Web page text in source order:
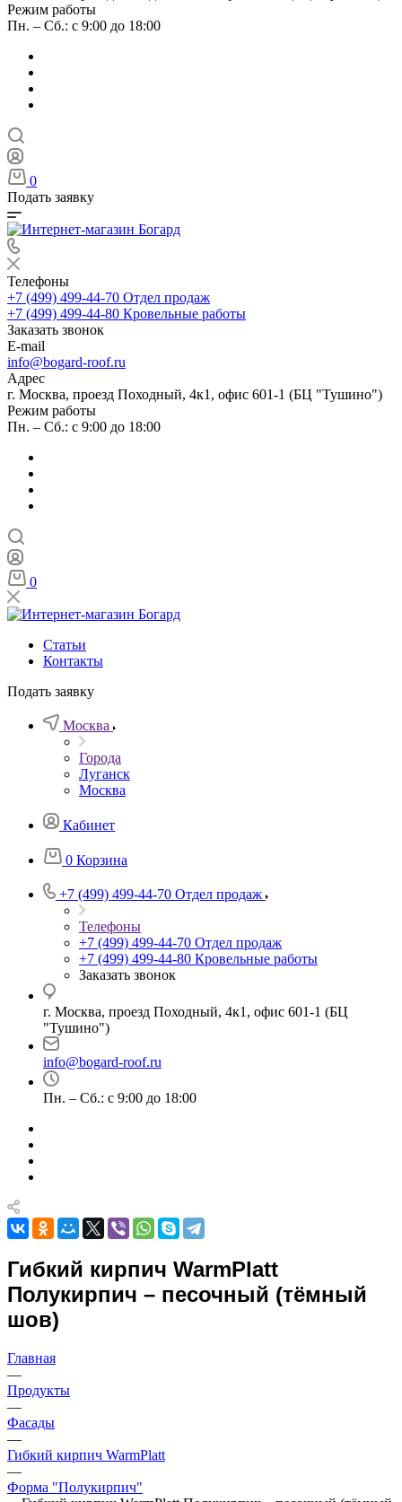
Режим работы
Пн. – Сб.: с 9:00 до 18:00
0
Подать заявку
Телефоны
+7 (499) 499-44-70 Отдел продаж
+7 (499) 499-44-80 Кровельные работы
Заказать звонок
E-mail
info@bogard-roof.ru
Адрес
г. Москва, проезд Походный, 4к1, офис 601-1 (БЦ "Тушино")
Режим работы
Пн. – Сб.: с 9:00 до 18:00
0
Статьи
Контакты
Подать заявку
Москва
Города
Луганск
Москва
Кабинет
0 Корзина
+7 (499) 499-44-70 Отдел продаж
Телефоны
+7 (499) 499-44-70 Отдел продаж
+7 (499) 499-44-80 Кровельные работы
Заказать звонок
г. Москва, проезд Походный, 4к1, офис 601-1 (БЦ
"Тушино")
info@bogard-roof.ru
Пн. – Сб.: с 9:00 до 18:00
Гибкий кирпич WarmPlatt
Полукирпич – песочный (тёмный
шов)
Главная
—
Продукты
—
Фасады
—
Гибкий кирпич WarmPlatt
—
Форма "Полукирпич"